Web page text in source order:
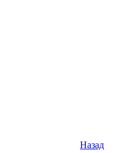
Назад